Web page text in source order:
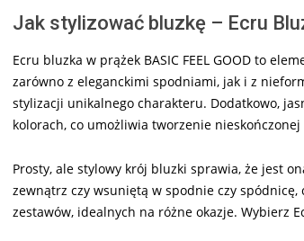
Jak stylizować bluzkę – Ecru
Ecru bluzka w prążek BASIC FEEL GOOD to
zarówno z eleganckimi spodniami, jak i z
stylizacji unikalnego charakteru. Dodatkowo,
kolorach, co umożliwia tworzenie
Prosty, ale stylowy krój bluzki sprawia, że jest
zewnątrz czy wsuniętą w spodnie czy
zestawów, idealnych na różne okazje. Wybierz